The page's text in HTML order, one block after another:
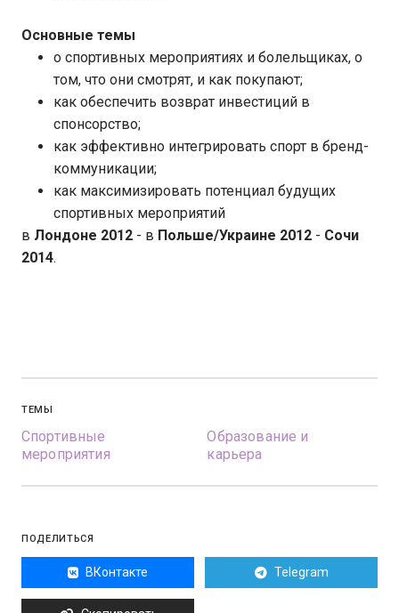
Основные темы
о спортивных мероприятиях и болельщиках, о
том, что они смотрят, и как покупают;
как обеспечить возврат инвестиций в
спонсорство;
как эффективно интегрировать спорт в бренд-
коммуникации;
как максимизировать потенциал будущих
спортивных мероприятий
в Лондоне 2012 - в Польше/Украине 2012 - Сочи
2014.
ТЕМЫ
Спортивные
мероприятия
Образование и
карьера
ПОДЕЛИТЬСЯ
ВКонтакте Telegram